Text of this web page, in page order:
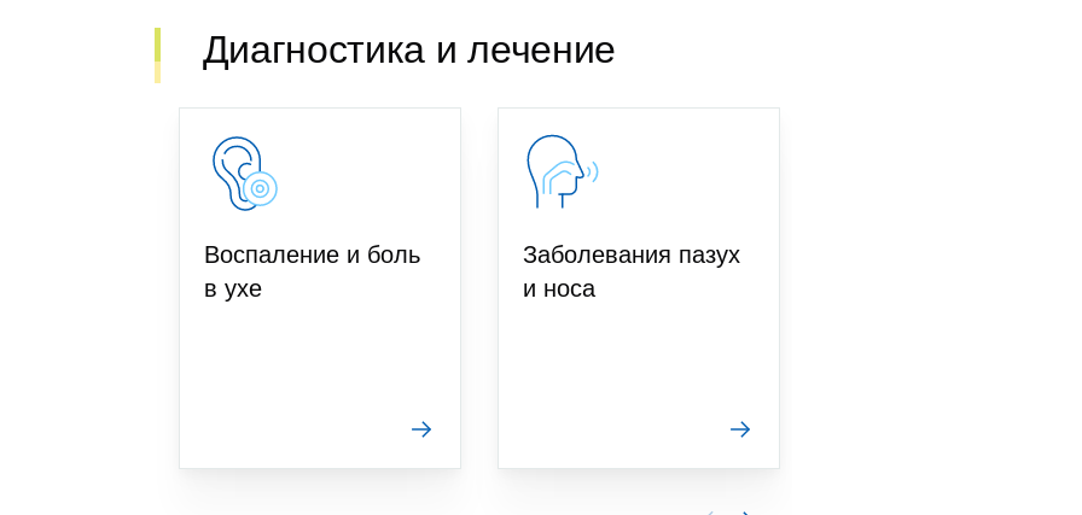
Диагностика и лечение
Воспаление и боль
в ухе
Заболевания пазух
и носа
Zamawiam rozmowę